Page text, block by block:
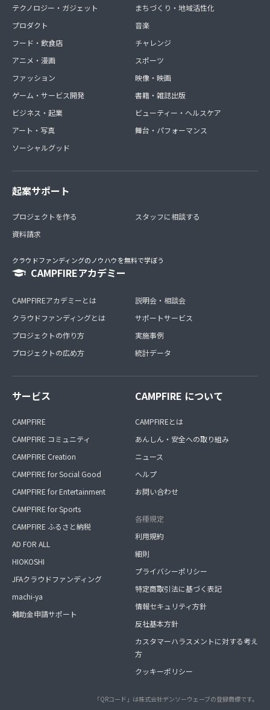
テクノロジー・ガジェット
プロダクト
フード・飲食店
アニメ・漫画
ファッション
ゲーム・サービス開発
ビジネス・起業
アート・写真
ソーシャルグッド
まちづくり・地域活性化
音楽
チャレンジ
スポーツ
映像・映画
書籍・雑誌出版
ビューティー・ヘルスケア
舞台・パフォーマンス
起案サポート
プロジェクトを作る
資料請求
スタッフに相談する
クラウドファンディングのノウハウを無料で学ぼう
CAMPFIREアカデミー
CAMPFIREアカデミーとは
クラウドファンディングとは
プロジェクトの作り方
プロジェクトの広め方
説明会・相談会
サポートサービス
実施事例
統計データ
サービス
CAMPFIRE
CAMPFIRE コミュニティ
CAMPFIRE Creation
CAMPFIRE for Social Good
CAMPFIRE for Entertainment
CAMPFIRE for Sports
CAMPFIRE ふるさと納税
AD FOR ALL
HIOKOSHI
JFAクラウドファンディング
machi-ya
補助金申請サポート
CAMPFIRE について
CAMPFIREとは
あんしん・安全への取り組み
ニュース
ヘルプ
お問い合わせ
各種規定
利用規約
細則
プライバシーポリシー
特定商取引法に基づく表記
情報セキュリティ方針
反社基本方針
カスタマーハラスメントに対する考え
方
クッキーポリシー
「QRコード」は株式会社デンソーウェーブの登録商標です。